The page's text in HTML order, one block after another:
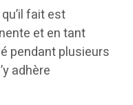
fait est
et en tant
pendant plusieurs
adhère